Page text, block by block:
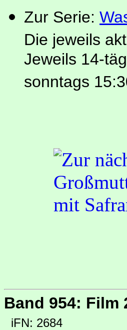
Zur Serie:
Die jeweils
Jeweils 14-
sonntags
Band 954: Film
iFN: 2684